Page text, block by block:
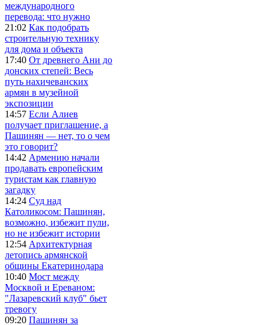
международного
перевода: что нужно
21:02 Как подобрать
строительную технику
для дома и объекта
17:40 От древнего Ани до
донских степей: Весь
путь нахичеванских
армян в музейной
экспозиции
14:57 Если Алиев
получает приглашение, а
Пашинян — нет, то о чем
это говорит?
14:42 Армению начали
продавать европейским
туристам как главную
загадку
14:24 Суд над
Католикосом: Пашинян,
возможно, избежит пули,
но не избежит истории
12:54 Архитектурная
летопись армянской
общины Екатеринодара
10:40 Мост между
Москвой и Ереваном:
"Лазаревский клуб" бьет
тревогу
09:20 Пашинян за